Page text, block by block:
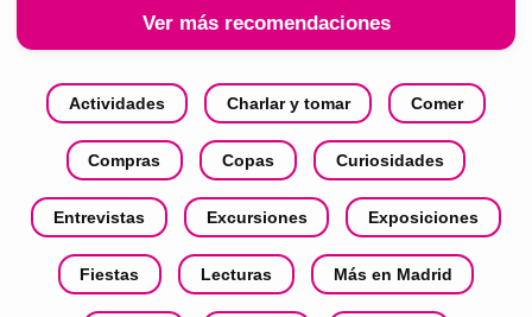
Ver más recomendaciones
Actividades Charlar y tomar Comer
Compras Copas Curiosidades
Entrevistas Excursiones Exposiciones
Fiestas Lecturas Más en Madrid